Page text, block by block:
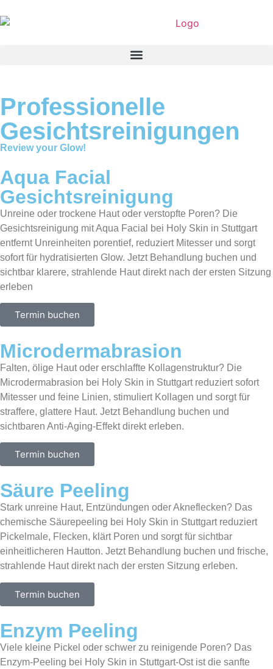
Professionelle
Gesichtsreinigungen
Review your Glow!
Aqua Facial
Gesichtsreinigung
Unreine oder trockene Haut oder verstopfte Poren? Die
Gesichtsreinigung mit Aqua Facial bei Holy Skin in Stuttgart
entfernt Unreinheiten porentief, reduziert Mitesser und sorgt
sofort für hydratisierten Glow. Jetzt Behandlung buchen und
sichtbar klarere, strahlende Haut direkt nach der ersten Sitzung
erleben
Termin buchen
Microdermabrasion
Falten, ölige Haut oder erschlaffte Kollagenstruktur? Die
Microdermabrasion bei Holy Skin in Stuttgart reduziert sofort
Mitesser und feine Linien, stimuliert Kollagen und sorgt für
straffere, glattere Haut. Jetzt Behandlung buchen und
sichtbaren Anti-Aging-Effekt direkt erleben.
Termin buchen
Säure Peeling
Stark unreine Haut, Entzündungen oder Akneflecken? Das
chemische Säurepeeling bei Holy Skin in Stuttgart reduziert
Pickelmale, Flecken, klärt Poren und sorgt für sichtbar
einheitlicheren Hautton. Jetzt Behandlung buchen und frische,
strahlende Haut direkt nach der ersten Sitzung erleben.
Termin buchen
Enzym Peeling
Viele kleine Pickel oder schwer zu reinigende Poren? Das
Enzym-Peeling bei Holy Skin in Stuttgart-Ost ist die sanfte